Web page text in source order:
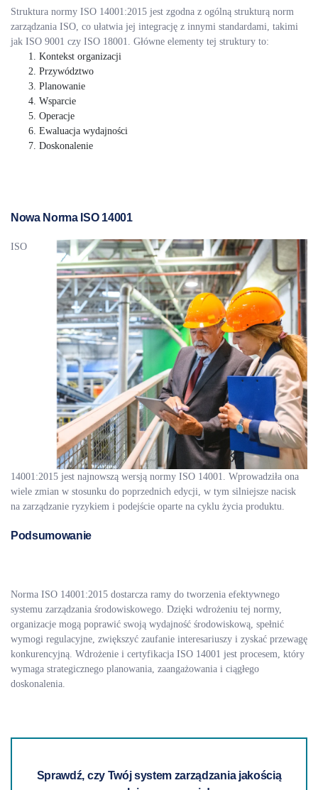
Struktura normy ISO 14001:2015 jest zgodna z ogólną strukturą norm
zarządzania ISO, co ułatwia jej integrację z innymi standardami, takimi
jak ISO 9001 czy ISO 18001. Główne elementy tej struktury to:
Kontekst organizacji
Przywództwo
Planowanie
Wsparcie
Operacje
Ewaluacja wydajności
Doskonalenie
Nowa Norma ISO 14001
ISO
14001:2015 jest najnowszą wersją normy ISO 14001. Wprowadziła ona
wiele zmian w stosunku do poprzednich edycji, w tym silniejsze nacisk
na zarządzanie ryzykiem i podejście oparte na cyklu życia produktu.
Podsumowanie
Norma ISO 14001:2015 dostarcza ramy do tworzenia efektywnego
systemu zarządzania środowiskowego. Dzięki wdrożeniu tej normy,
organizacje mogą poprawić swoją wydajność środowiskową, spełnić
wymogi regulacyjne, zwiększyć zaufanie interesariuszy i zyskać przewagę
konkurencyjną. Wdrożenie i certyfikacja ISO 14001 jest procesem, który
wymaga strategicznego planowania, zaangażowania i ciągłego
doskonalenia.
Sprawdź, czy Twój system zarządzania jakością